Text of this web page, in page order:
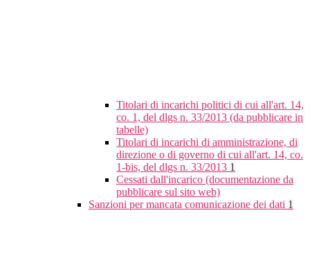
Titolari di incarichi politici di cui all'art. 14,
co. 1, del dlgs n. 33/2013 (da pubblicare in
tabelle)
Titolari di incarichi di amministrazione, di
direzione o di governo di cui all'art. 14, co.
1-bis, del dlgs n. 33/2013 1
Cessati dall'incarico (documentazione da
pubblicare sul sito web)
Sanzioni per mancata comunicazione dei dati 1